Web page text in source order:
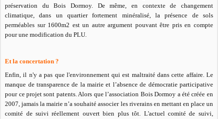
préservation du Bois Dormoy. De même, en contexte de changement
climatique, dans un quartier fortement minéralisé, la présence de sols
perméables sur 1600m2 est un autre argument pouvant être pris en compte
pour une modification du PLU.
Et la concertation ?
Enfin, il n'y a pas que l'environnement qui est maltraité dans cette affaire. Le
manque de transparence de la mairie et l’absence de démocratie participative
pour ce projet sont patents. Alors que l’association Bois Dormoy a été créée en
2007, jamais la mairie n’a souhaité associer les riverains en mettant en place un
comité de suivi réellement ouvert bien plus tôt. L'actuel comité de suivi,